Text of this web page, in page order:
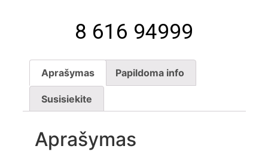
8 616 94999
Aprašymas Papildoma info
Susisiekite
Aprašymas